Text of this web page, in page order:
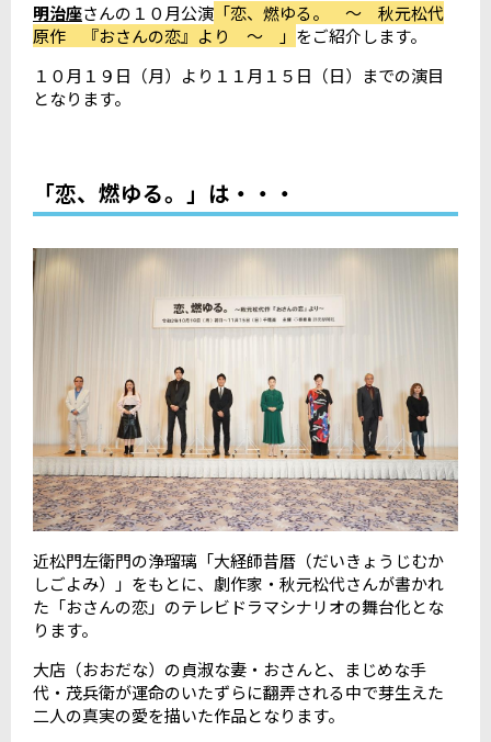
明治座さんの１０月公演 「恋、燃ゆる。 ～ 秋元松代
原作 『おさんの恋』より ～ 」 をご紹介します。
１０月１９日（月）より１１月１５日（日）までの演目
となります。
「恋、燃ゆる。」は・・・
近松門左衛門の浄瑠璃「大経師昔暦（だいきょうじむか
しごよみ）」をもとに、劇作家・秋元松代さんが書かれ
た「おさんの恋」のテレビドラマシナリオの舞台化とな
ります。
大店（おおだな）の貞淑な妻・おさんと、まじめな手
代・茂兵衛が運命のいたずらに翻弄される中で芽生えた
二人の真実の愛を描いた作品となります。